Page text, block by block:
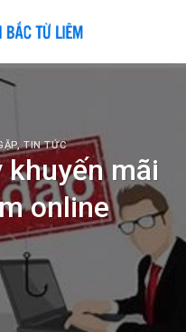
,TIN TỨC
khuyến mãi
online